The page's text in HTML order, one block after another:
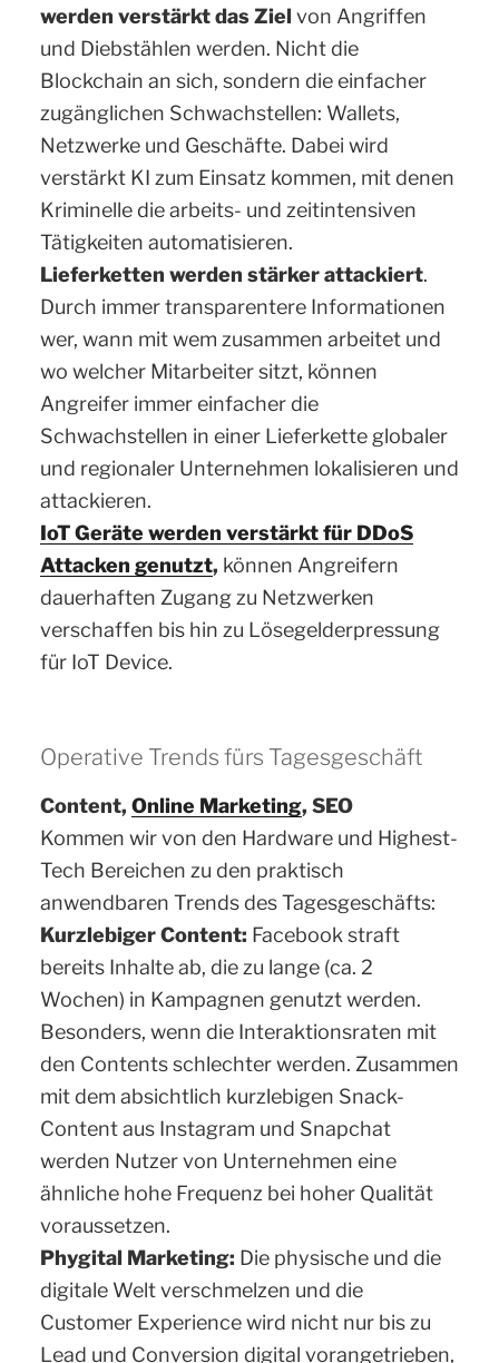
werden verstärkt das Ziel von Angriffen
und Diebstählen werden. Nicht die
Blockchain an sich, sondern die einfacher
zugänglichen Schwachstellen: Wallets,
Netzwerke und Geschäfte. Dabei wird
verstärkt KI zum Einsatz kommen, mit denen
Kriminelle die arbeits- und zeitintensiven
Tätigkeiten automatisieren.
Lieferketten werden stärker attackiert.
Durch immer transparentere Informationen
wer, wann mit wem zusammen arbeitet und
wo welcher Mitarbeiter sitzt, können
Angreifer immer einfacher die
Schwachstellen in einer Lieferkette globaler
und regionaler Unternehmen lokalisieren und
attackieren.
IoT Geräte werden verstärkt für DDoS
Attacken genutzt, können Angreifern
dauerhaften Zugang zu Netzwerken
verschaffen bis hin zu Lösegelderpressung
für IoT Device.
Operative Trends fürs Tagesgeschäft
Content, Online Marketing, SEO
Kommen wir von den Hardware und Highest-
Tech Bereichen zu den praktisch
anwendbaren Trends des Tagesgeschäfts:
Kurzlebiger Content: Facebook straft
bereits Inhalte ab, die zu lange (ca. 2
Wochen) in Kampagnen genutzt werden.
Besonders, wenn die Interaktionsraten mit
den Contents schlechter werden. Zusammen
mit dem absichtlich kurzlebigen Snack-
Content aus Instagram und Snapchat
werden Nutzer von Unternehmen eine
ähnliche hohe Frequenz bei hoher Qualität
voraussetzen.
Phygital Marketing: Die physische und die
digitale Welt verschmelzen und die
Customer Experience wird nicht nur bis zu
Lead und Conversion digital vorangetrieben,